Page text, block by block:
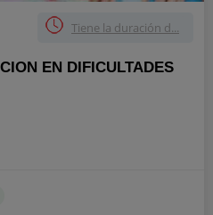
Tiene la duración d...
EN DIFICULTADES